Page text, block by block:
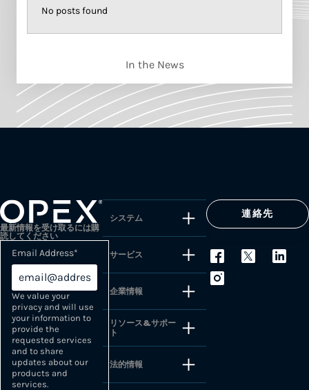
In the News
No posts found
最新情報を受け取るには購
読してください
Email Address*
We value your
privacy and will use
your information to
provide the
requested services
and to share
updates about our
products and
services.
システム
サービス
企業情報
リソース&サポー
ト
法的情報
連絡先